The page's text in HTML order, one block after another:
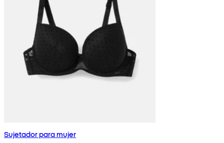
Sujetador para mujer